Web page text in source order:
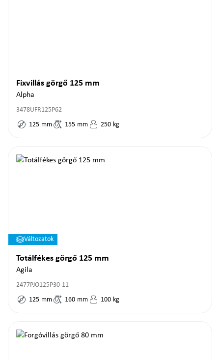
Fixvillás görgő 125 mm
Alpha
3478UFR125P62
125 mm 155 mm 250 kg
Változatok
Totálfékes görgő 125 mm
Agila
2477PJO125P30-11
125 mm 160 mm 100 kg